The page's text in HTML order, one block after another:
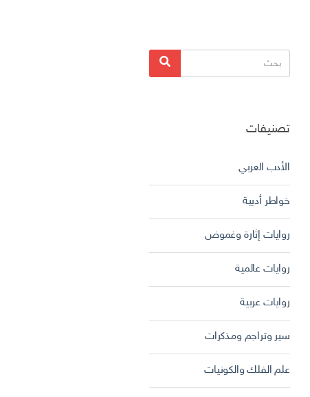
البحث
عن:
بحث
تصنيفات
الأدب العربي
خواطر أدبية
روايات إثارة وغموض
روايات عالمية
روايات عربية
سير وتراجم ومذكرات
علم الفلك والكونيات